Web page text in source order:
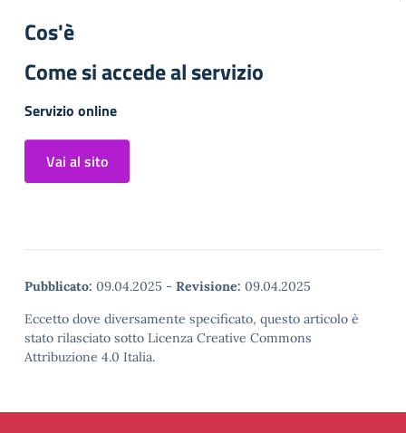
Cos'è
Come si accede al servizio
Servizio online
Vai al sito
Pubblicato: 09.04.2025 - Revisione: 09.04.2025
Eccetto dove diversamente specificato, questo articolo è
stato rilasciato sotto Licenza Creative Commons
Attribuzione 4.0 Italia.